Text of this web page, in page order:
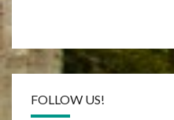
FOLLOW US!